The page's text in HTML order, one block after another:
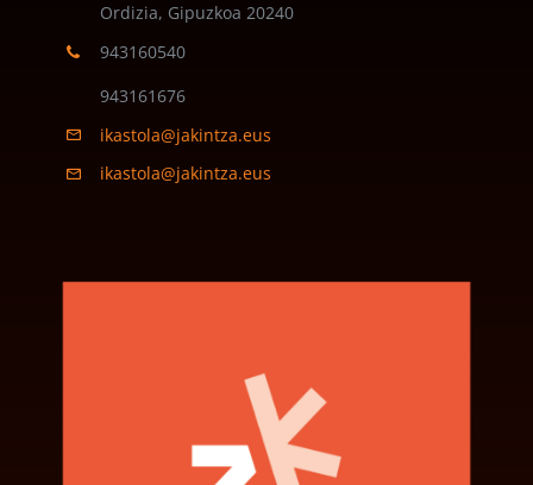
Ordizia, Gipuzkoa 20240
943160540
943161676
ikastola@jakintza.eus
ikastola@jakintza.eus